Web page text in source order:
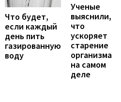
Что будет,
если каждый
день пить
газированную
воду
Ученые
выяснили,
что
ускоряет
старение
организма
на самом
деле